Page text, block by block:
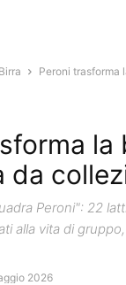
Birra
Peroni trasforma
la
da
Peroni": 22
alla vita di
2026